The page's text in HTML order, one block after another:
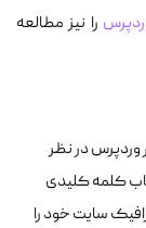
را نیز مطالعه
وردپرس در نظر
کلمه کلیدی
سایت خود را